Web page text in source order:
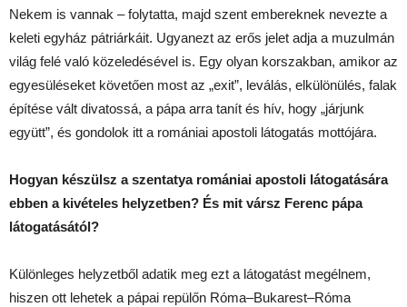
Nekem is vannak – folytatta, majd szent embereknek nevezte a
keleti egyház pátriárkáit. Ugyanezt az erős jelet adja a muzulmán
világ felé való közeledésével is. Egy olyan korszakban, amikor az
egyesüléseket követően most az „exit”, leválás, elkülönülés, falak
építése vált divatossá, a pápa arra tanít és hív, hogy „járjunk
együtt”, és gondolok itt a romániai apostoli látogatás mottójára.
Hogyan készülsz a szentatya romániai apostoli látogatására
ebben a kivételes helyzetben? És mit vársz Ferenc pápa
látogatásától?
Különleges helyzetből adatik meg ezt a látogatást megélnem,
hiszen ott lehetek a pápai repülőn Róma–Bukarest–Róma